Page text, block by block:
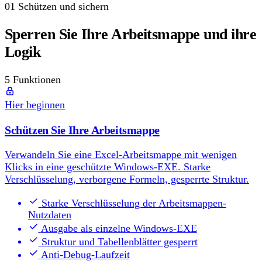
01 Schützen und sichern
Sperren Sie Ihre Arbeitsmappe und ihre
Logik
5 Funktionen
Hier beginnen
Schützen Sie Ihre Arbeitsmappe
Verwandeln Sie eine Excel-Arbeitsmappe mit wenigen
Klicks in eine geschützte Windows-EXE. Starke
Verschlüsselung, verborgene Formeln, gesperrte Struktur.
Starke Verschlüsselung der Arbeitsmappen-
Nutzdaten
Ausgabe als einzelne Windows-EXE
Struktur und Tabellenblätter gesperrt
Anti-Debug-Laufzeit